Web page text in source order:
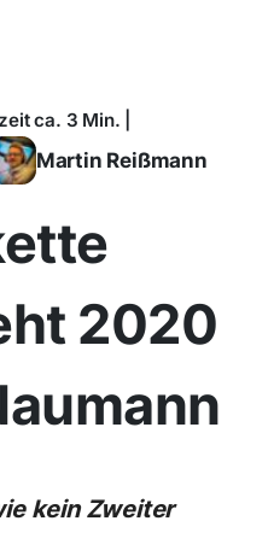
ca. 3 Min. |
Martin Reißmann
2020
kein Zweiter